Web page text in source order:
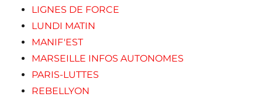
LIGNES DE FORCE
LUNDI MATIN
MANIF'EST
MARSEILLE INFOS AUTONOMES
PARIS-LUTTES
REBELLYON